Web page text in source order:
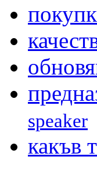
speaker
какъв